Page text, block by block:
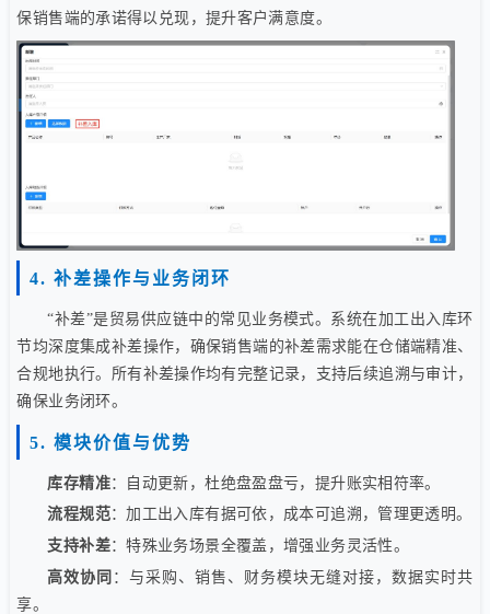
保销售端的承诺得以兑现，提升客户满意度。
4. 补差操作与业务闭环
“补差”是贸易供应链中的常见业务模式。系统在加工出入库环
节均深度集成补差操作，确保销售端的补差需求能在仓储端精准、
合规地执行。所有补差操作均有完整记录，支持后续追溯与审计，
确保业务闭环。
5. 模块价值与优势
库存精准：自动更新，杜绝盘盈盘亏，提升账实相符率。
流程规范：加工出入库有据可依，成本可追溯，管理更透明。
支持补差：特殊业务场景全覆盖，增强业务灵活性。
高效协同 ：与采购、销售、财务模块无缝对接，数据实时共
享。